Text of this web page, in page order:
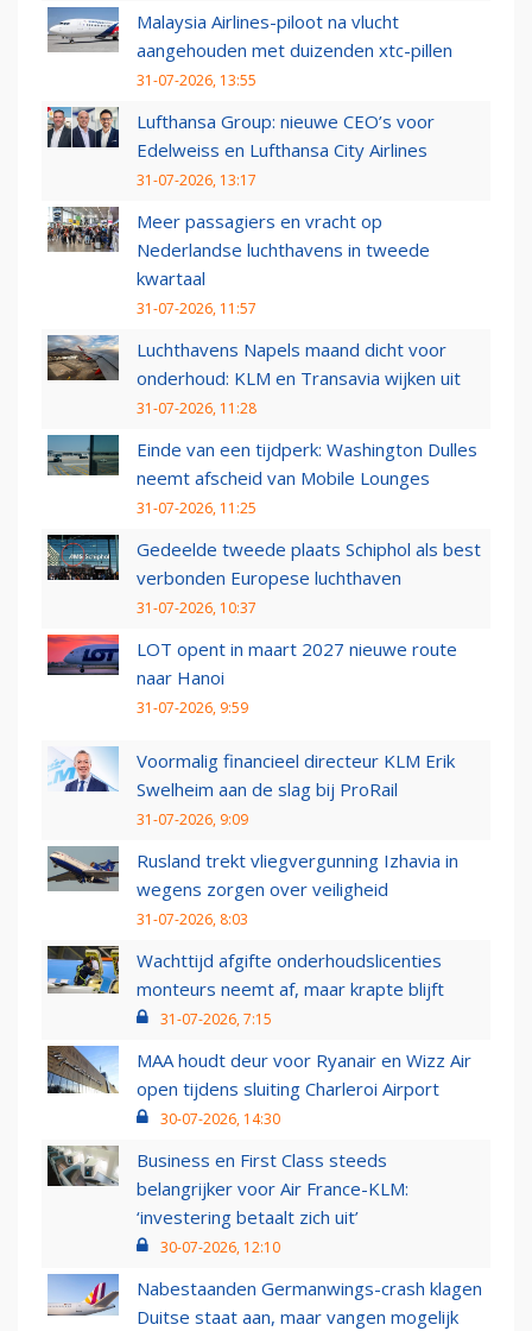
Malaysia Airlines-piloot na vlucht
aangehouden met duizenden xtc-pillen
31-07-2026, 13:55
Lufthansa Group: nieuwe CEO’s voor
Edelweiss en Lufthansa City Airlines
31-07-2026, 13:17
Meer passagiers en vracht op
Nederlandse luchthavens in tweede
kwartaal
31-07-2026, 11:57
Luchthavens Napels maand dicht voor
onderhoud: KLM en Transavia wijken uit
31-07-2026, 11:28
Einde van een tijdperk: Washington Dulles
neemt afscheid van Mobile Lounges
31-07-2026, 11:25
Gedeelde tweede plaats Schiphol als best
verbonden Europese luchthaven
31-07-2026, 10:37
LOT opent in maart 2027 nieuwe route
naar Hanoi
31-07-2026, 9:59
Voormalig financieel directeur KLM Erik
Swelheim aan de slag bij ProRail
31-07-2026, 9:09
Rusland trekt vliegvergunning Izhavia in
wegens zorgen over veiligheid
31-07-2026, 8:03
Wachttijd afgifte onderhoudslicenties
monteurs neemt af, maar krapte blijft
31-07-2026, 7:15
MAA houdt deur voor Ryanair en Wizz Air
open tijdens sluiting Charleroi Airport
30-07-2026, 14:30
Business en First Class steeds
belangrijker voor Air France-KLM:
‘investering betaalt zich uit’
30-07-2026, 12:10
Nabestaanden Germanwings-crash klagen
Duitse staat aan, maar vangen mogelijk